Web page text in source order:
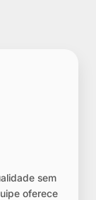
sem
oferece